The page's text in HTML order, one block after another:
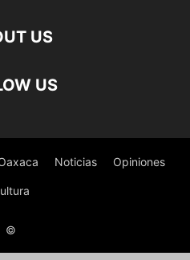
US
US
Noticias Opiniones
©